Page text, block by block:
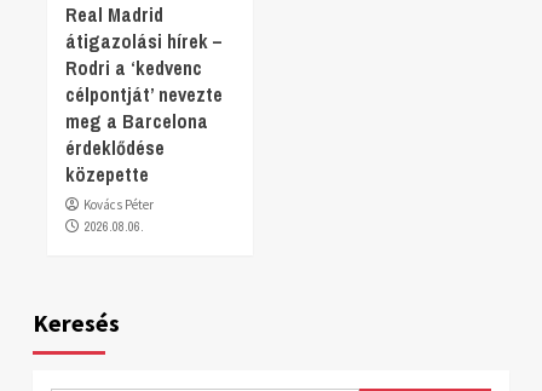
Real Madrid
átigazolási hírek –
Rodri a ‘kedvenc
célpontját’ nevezte
meg a Barcelona
érdeklődése
közepette
Kovács Péter
2026.08.06.
Keresés